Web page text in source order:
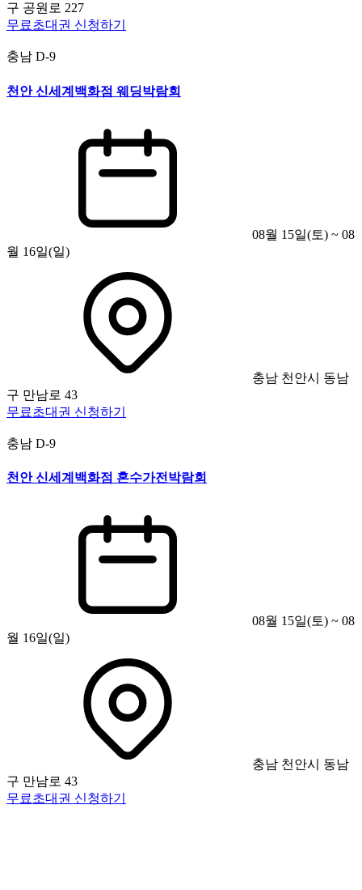
구 공원로 227
무료초대권 신청하기
충남 D-9
천안 신세계백화점 웨딩박람회
08월 15일(토) ~ 08
월 16일(일)
충남 천안시 동남
구 만남로 43
무료초대권 신청하기
충남 D-9
천안 신세계백화점 혼수가전박람회
08월 15일(토) ~ 08
월 16일(일)
충남 천안시 동남
구 만남로 43
무료초대권 신청하기